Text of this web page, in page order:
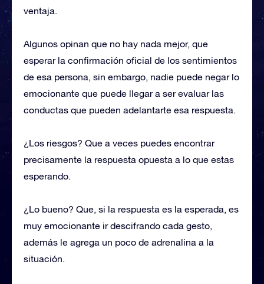
ventaja.
Algunos opinan que no hay nada mejor, que
esperar la confirmación oficial de los sentimientos
de esa persona, sin embargo, nadie puede negar lo
emocionante que puede llegar a ser evaluar las
conductas que pueden adelantarte esa respuesta.
¿Los riesgos? Que a veces puedes encontrar
precisamente la respuesta opuesta a lo que estas
esperando.
¿Lo bueno? Que, si la respuesta es la esperada, es
muy emocionante ir descifrando cada gesto,
además le agrega un poco de adrenalina a la
situación.